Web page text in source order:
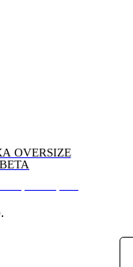
OVERSIZE